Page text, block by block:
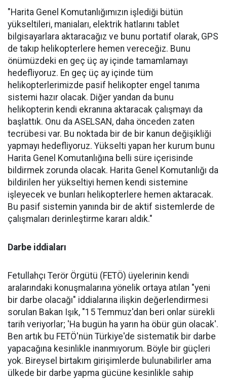
"Harita Genel Komutanlığımızın işlediği bütün
yükseltileri, maniaları, elektrik hatlarını tablet
bilgisayarlara aktaracağız ve bunu portatif olarak, GPS
de takıp helikopterlere hemen vereceğiz. Bunu
önümüzdeki en geç üç ay içinde tamamlamayı
hedefliyoruz. En geç üç ay içinde tüm
helikopterlerimizde pasif helikopter engel tanıma
sistemi hazır olacak. Diğer yandan da bunu
helikopterin kendi ekranına aktaracak çalışmayı da
başlattık. Onu da ASELSAN, daha önceden zaten
tecrübesi var. Bu noktada bir de bir kanun değişikliği
yapmayı hedefliyoruz. Yükselti yapan her kurum bunu
Harita Genel Komutanlığına belli süre içerisinde
bildirmek zorunda olacak. Harita Genel Komutanlığı da
bildirilen her yükseltiyi hemen kendi sistemine
işleyecek ve bunları helikopterlere hemen aktaracak.
Bu pasif sistemin yanında bir de aktif sistemlerde de
çalışmaları derinleştirme kararı aldık."
Darbe iddiaları
Fetullahçı Terör Örgütü (FETÖ) üyelerinin kendi
aralarındaki konuşmalarına yönelik ortaya atılan "yeni
bir darbe olacağı" iddialarına ilişkin değerlendirmesi
sorulan Bakan Işık, "15 Temmuz'dan beri onlar sürekli
tarih veriyorlar; 'Ha bugün ha yarın ha öbür gün olacak'.
Ben artık bu FETÖ'nün Türkiye'de sistematik bir darbe
yapacağına kesinlikle inanmıyorum. Böyle bir güçleri
yok. Bireysel birtakım girişimlerde bulunabilirler ama
ülkede bir darbe yapma gücüne kesinlikle sahip